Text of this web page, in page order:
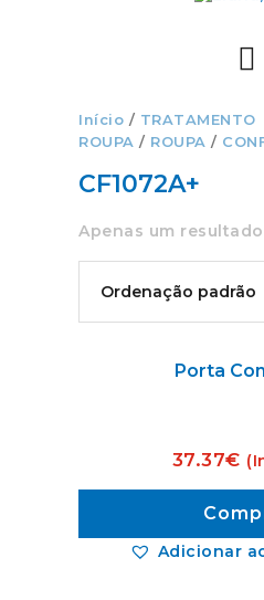
Início / TRATAMENTO
ROUPA / ROUPA /
CF1072A+
Apenas um resultado
Adicionar
Porta
37.37€